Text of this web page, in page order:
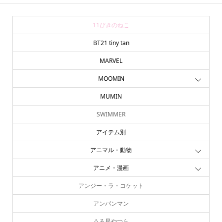
11ぴきのねこ
BT21 tiny tan
MARVEL
MOOMIN
MUMIN
SWIMMER
アイテム別
アニマル・動物
アニメ・漫画
アンジー・ラ・コケット
アンパンマン
online store company info contact us share me!